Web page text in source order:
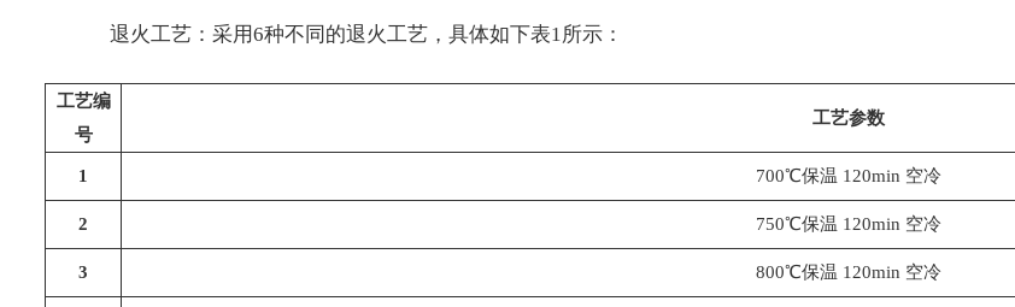
退火工艺：采用6种不同的退火工艺，具体如下表1所示：
工艺编
号
工艺参数
1 700℃保温 120min 空冷
2 750℃保温 120min 空冷
3 800℃保温 120min 空冷